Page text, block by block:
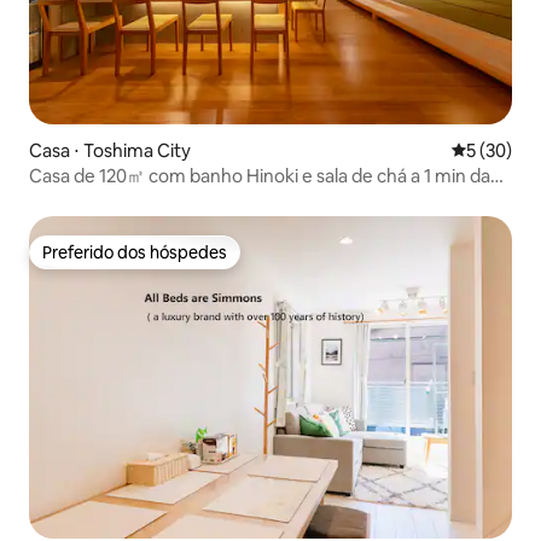
Casa ⋅ Toshima City 5 de uma
5 (30)
Casa de 120㎡ com banho Hinoki e sala de chá a 1 min da
Preferido dos hóspedes
Preferido dos hóspedes